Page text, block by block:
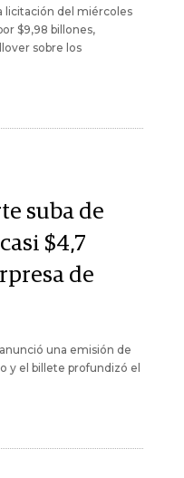
licitación del miércoles
$9,98 billones,
sobre los
suba de
$4,7
de
una emisión de
y el billete profundizó el